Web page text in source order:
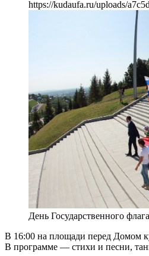
https://kudaufa.ru/uploads/
День Государственного
В 16:00 на площади перед Домом
В программе — стихи и песни,